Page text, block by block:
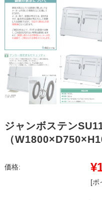
ジャンボステン
（
価格:
[ポ